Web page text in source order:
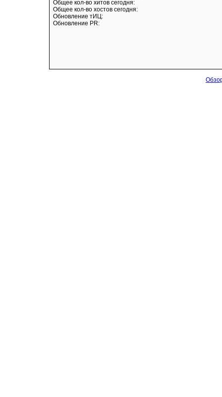
Общее кол-во хитов сегодня:
Общее кол-во хостов сегодня:
Обновление тИЦ:
Обновление PR: